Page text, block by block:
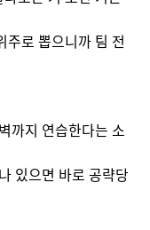
주로 뽑으니까 팀 전
까지 연습한다는 소
있으면 바로 공략당